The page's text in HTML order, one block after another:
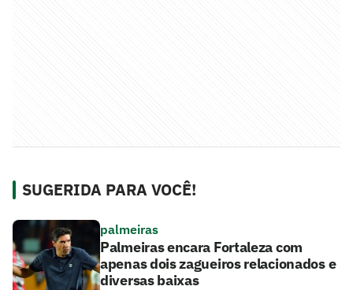
SUGERIDA PARA VOCÊ!
palmeiras
Palmeiras encara Fortaleza com
apenas dois zagueiros relacionados e
diversas baixas